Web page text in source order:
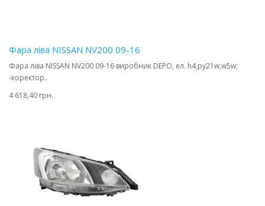
Фара ліва NISSAN NV200 09-16
Фара ліва NISSAN NV200 09-16 виробник DEPO, ел. h4,py21w,w5w;
-коректор..
4 618,40 грн.